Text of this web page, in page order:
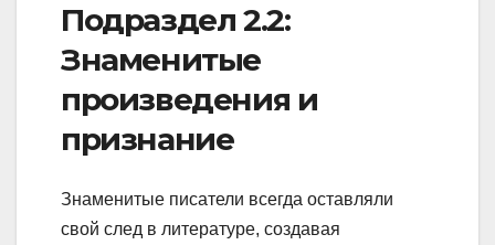
Подраздел 2.2:
Знаменитые
произведения и
признание
Знаменитые писатели всегда оставляли
свой след в литературе, создавая